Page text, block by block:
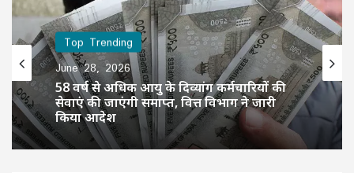
Top Trending
June 28, 2026
58 वर्ष से अधिक आयु के दिव्यांग कर्मचारियों की
सेवाएं की जाएंगी समाप्त, वित्त विभाग ने जारी
किया आदेश